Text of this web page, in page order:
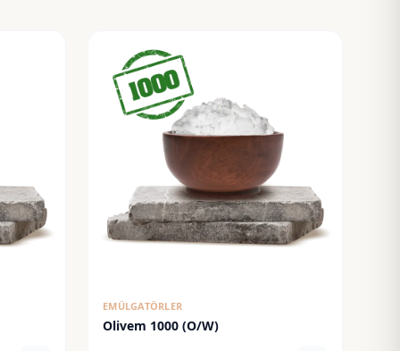
EMÜLGATÖRLER
Olivem 1000 (O/W)